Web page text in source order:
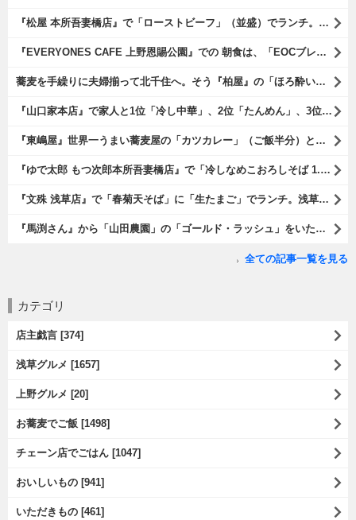
『松屋 本所吾妻橋店』で「ローストビーフ」（並盛）でランチ。「ローストビーフ」は2つのソースが掛かっている。オリジナルソースとレフォールソースだ。 はたしていかなるものなのかと期待しながら待てば、それは確りとうまかったのだよ（笑）。（松屋 本所吾妻橋店：墨田区吾妻橋三）
『EVERYONES CAFE 上野恩賜公園』での 朝食は、「EOCブレックファーストプレート」とセットで「アイスカフェラテ」をもらい、それから家人が「東京たまごを使ったパンケーキ キャラメルナッツ（2枚）」を頼んでみた。どれもがハイカラにうまいのだよ（笑）。（EVERYONES CAFE 上野恩賜公園：上野公園）
蕎麦を手繰りに夫婦揃って北千住へ。そう『柏屋』の「ほろ酔いセット」で一杯やったのだよ。ここは二駅離れた場所だけど、あたしの『街的』のようにくつろげる処だ。勿論、うまかったのだよ（笑）。（きそば 柏屋：足立区千住）
『山口家本店』で家人と1位「冷し中華」、2位「たんめん」、3位「かき氷」の順番通りのオーダーでランチ。なんの変哲もないものがうまいのは、当たり前だのクラッカーなのだと云爾（笑）。（山口家本店：千束通り商店街：浅草五丁目）
『東嶋屋』世界一うまい蕎麦屋の「カツカレー」（ご飯半分）と「おしんこ盛り合わせ」と「ビ―ル」でランチ。もう、ほんとうまいのだから、みんな食べてみてね、と云爾（笑）。（東嶋屋：竜泉一丁目）
『ゆで太郎 もつ次郎本所吾妻橋店』で「冷しなめこおろしそば 1.5倍盛」を手繰れば、それは「なめこ」の粘りが強烈な調味料となって、既に、ただの蕎麦では無くなっている。 ヌルヌルの蕎麦はめちゃくちゃにうまいのである（笑）。（ゆで太郎 もつ次郎本所吾妻橋店：墨田区吾妻橋3丁目）
『文殊 浅草店』で「春菊天そば」に「生たまご」でランチ。浅草地下街における至高のランチだ。今日も、実にうまかったのだよ（笑）。（文殊 浅草店：浅草一丁目：浅草地下街）
『馬渕さん』から「山田農園」の「ゴールド・ラッシュ」をいただいたのだ。甘いはうまい、うまいは身体には悪い、というのはいつものお約束（笑）。 でもね、その当然を百も承知で分かっていながらも食べてしまうのは、これが最高な「北の大地の贈り物」だからなのだよ（笑）。（馬渕さんからの贈与：山田農園：北海道夕張郡長沼町）
全ての記事一覧を見る
カテゴリ
店主戯言 [374]
浅草グルメ [1657]
上野グルメ [20]
お蕎麦でご飯 [1498]
チェーン店でごはん [1047]
おいしいもの [941]
いただきもの [461]